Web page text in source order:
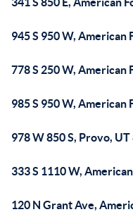
945 S 950 W, American
778 S 250 W, American
985 S 950 W, American
978 W 850 S, Provo,
333 S 1110 W,
120 N Grant Ave,